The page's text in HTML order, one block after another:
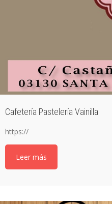
Cafetería Pastelería Vainilla
https://
Leer más